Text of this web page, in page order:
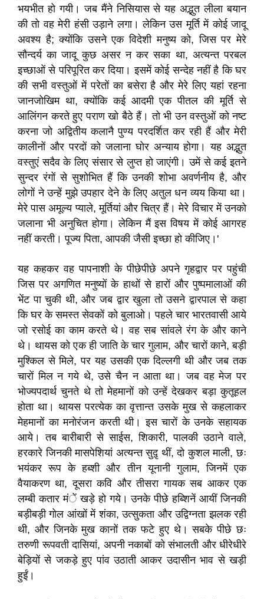
भयभीत हो गयी। जब मैंने निसियास से यह अद्भुत लीला बयान
की तो वह मेरी हंसी उड़ाने लगा। लेकिन उस मूर्ति में कोई जादू
अवश्य है; क्योंकि उसने एक विदेशी मनुष्य को, जिस पर मेरे
सौन्दर्य का जादू कुछ असर न कर सका था, अत्यन्त परबल
इच्छाओं से परिपूरित कर दिया। इसमें कोई सन्देह नहीं है कि घर
की सभी वस्तुओं में परेतों का बसेरा है और मेरे लिए यहां रहना
जानजोखिम था, क्योंकि कई आदमी एक पीतल की मूर्ति से
आलिंगन करते हुए पराण खो बैठे हैं। तो भी उन वस्तुओं को नष्ट
करना जो अद्वितीय कलानै पुण्य परदर्शित कर रही हैं और मेरी
कालीनों और परदों को जलाना घोर अन्याय होगा। यह अद्भुत
वस्तुएं सदैव के लिए संसार से लुप्त हो जाएंगी। उमें से कई इतने
सुन्दर रंगों से सुशोभित हैं कि उनकी शोभा अवर्णनीय है, और
लोगों ने उन्हें मुझे उपहार देने के लिए अतुल धन व्यय किया था।
मेरे पास अमूल्य प्याले, मूर्तियां और चित्र हैं। मेरे विचार में उनको
जलाना भी अनुचित होगा। लेकिन मैं इस विषय में कोई आगरह
नहीं करती। पूज्य पिता, आपकी जैसी इच्छा हो कीजिए।'
यह कहकर वह पापनाशी के पीछेपीछे अपने गृहद्वार पर पहुंची
जिस पर अगणित मनुष्यों के हाथों से हारों और पुष्पमालाओं की
भेंट पा चुकी थी, और जब द्वार खुला तो उसने द्वारपाल से कहा
कि घर के समस्त सेवकों को बुलाओ। पहले चार भारतवासी आये
जो रसोई का काम करते थे। वह सब सांवले रंग के और काने
थे। थायस को एक ही जाति के चार गुलाम, और चारों काने, बड़ी
मुश्किल से मिले, पर यह उसकी एक दिल्लगी थी और जब तक
चारों मिल न गये थे, उसे चैन न आता था। जब वह मेज पर
भोज्यपदार्थ चुनते थे तो मेहमानों को उन्हें देखकर बड़ा कुतूहल
होता था। थायस परत्येक का वृत्तान्त उसके मुख से कहलाकर
मेहमानों का मनोरंजन करती थी। इस चारों के उनके सहायक
आये। तब बारीबारी से साईस, शिकारी, पालकी उठाने वाले,
हरकारे जिनकी मासपेशियां अत्यन्त सुदृ़ थीं, दो कुशल माली, छः
भयंकर रूप के हब्शी और तीन यूनानी गुलाम, जिनमें एक
वैयाकरण था, दूसरा कवि और तीसरा गायक सब आकर एक
लम्बी कतार मंें खड़े हो गये। उनके पीछे हब्शिनें आयीं जिनकी
बड़ीबड़ी गोल आंखों में शंका, उत्सुकता और उद्विग्नता झलक रही
थी, और जिनके मुख कानों तक फटे हुए थे। सबके पीछे छः
तरुणी रूपवती दासियां, अपनी नकाबों को संभालती और धीरेधीरे
बेड़ियों से जकड़े हुए पांव उठाती आकर उदासीन भाव से खड़ी
हुईं।